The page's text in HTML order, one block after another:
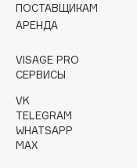
D
DABO
DARLING*
Darphin
ПОСТАВЩИКАМ
АРЕНДА
VISAGE PRO
СЕРВИСЫ
VK
TELEGRAM
WHATSAPP
MAX